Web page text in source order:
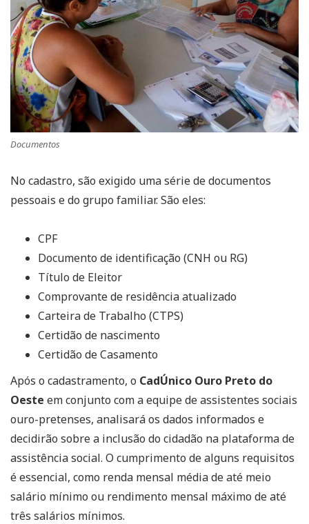
Documentos
No cadastro, são exigido uma série de documentos
pessoais e do grupo familiar. São eles:
CPF
Documento de identificação (CNH ou RG)
Título de Eleitor
Comprovante de residência atualizado
Carteira de Trabalho (CTPS)
Certidão de nascimento
Certidão de Casamento
Após o cadastramento, o CadÚnico Ouro Preto do
Oeste em conjunto com a equipe de assistentes sociais
ouro-pretenses, analisará os dados informados e
decidirão sobre a inclusão do cidadão na plataforma de
assistência social. O cumprimento de alguns requisitos
é essencial, como renda mensal média de até meio
salário mínimo ou rendimento mensal máximo de até
três salários mínimos.